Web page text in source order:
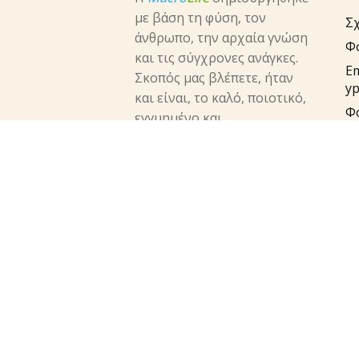
με βάση τη φύση, τον
άνθρωπο, την αρχαία γνώση
και τις σύγχρονες ανάγκες.
Σκοπός μας βλέπετε, ήταν
και είναι, το καλό, ποιοτικό,
εγγυημένο και